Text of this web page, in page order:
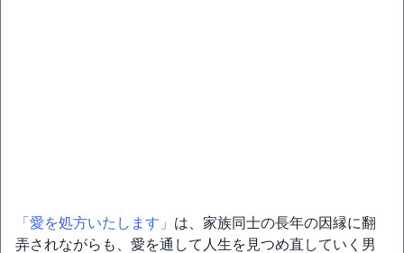
「愛を処方いたします」 は、家族同士の長年の因縁に翻
弄されながらも、愛を通して人生を見つめ直していく男